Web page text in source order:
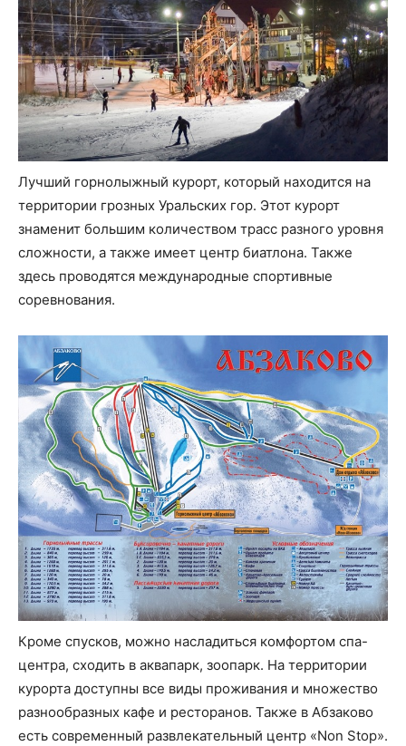
Лучший горнолыжный курорт, который находится на
территории грозных Уральских гор. Этот курорт
знаменит большим количеством трасс разного уровня
сложности, а также имеет центр биатлона. Также
здесь проводятся международные спортивные
соревнования.
Кроме спусков, можно насладиться комфортом спа-
центра, сходить в аквапарк, зоопарк. На территории
курорта доступны все виды проживания и множество
разнообразных кафе и ресторанов. Также в Абзаково
есть современный развлекательный центр «Non Stop».